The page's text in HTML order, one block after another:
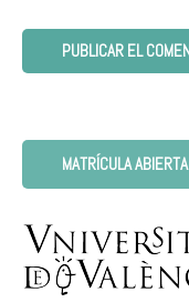
MATRÍCULA ABIERTA